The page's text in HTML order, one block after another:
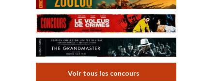
Voir tous les concours